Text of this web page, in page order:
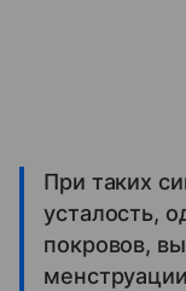
При таких
усталость,
покровов,